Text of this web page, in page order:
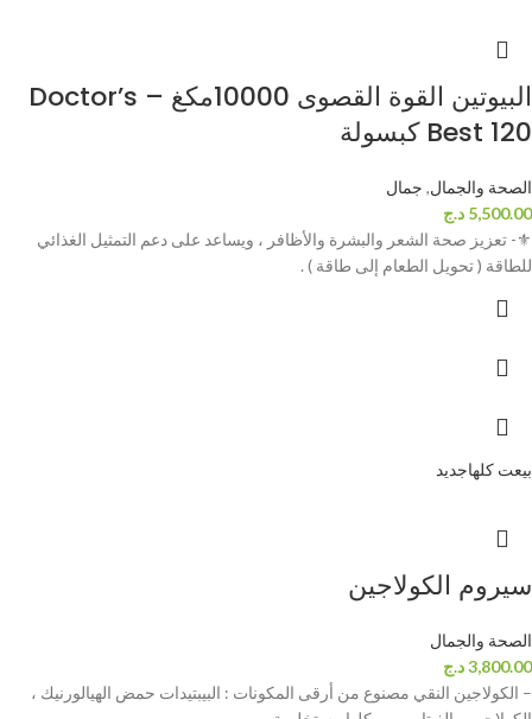
البيوتين القوة القصوى 10000مكغ – Doctor’s
Best 120 كبسولة
الصحة والجمال, جمال
5,500.00 د.ج
⚜- تعزيز صحة الشعر والبشرة والأظافر ، ويساعد على دعم التمثيل الغذائي
للطاقة ( تحويل الطعام إلى طاقة ) .
بيعت كلهاجديد
سيروم الكولاجين
الصحة والجمال
3,800.00د.ج
– الكولاجين النقي مصنوع من أرقى المكونات : البيبتيدات حمض الهيالورنيك ،